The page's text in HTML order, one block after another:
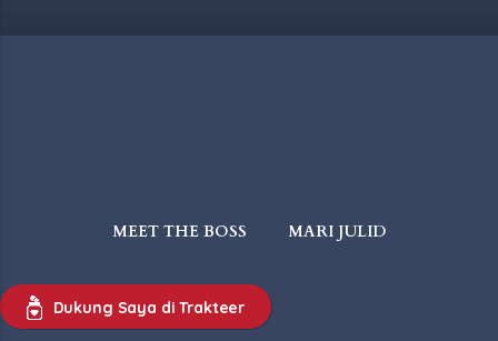
MEET THE BOSS MARI JULID
WAJIB BACA
TIPS & INTERMEZZO
Dukung Saya di Trakteer